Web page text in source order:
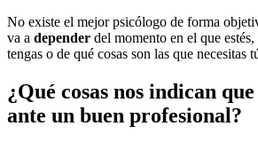
No existe el mejor psicólogo de forma
va a depender del momento en el que
tengas o de qué cosas son las que necesitas
¿Qué cosas nos indican
ante un buen profesional?